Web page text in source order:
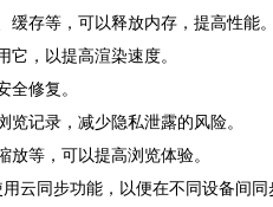
存等，可以释放内存，提高性能。
，以提高渲染速度。
全修复。
记录，减少隐私泄露的风险。
等，可以提高浏览体验。
云同步功能，以便在不同设备间同